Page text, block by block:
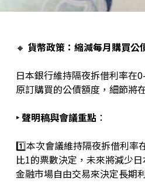
🔸 貨幣政策：縮減每月購買公
日本銀行維持隔夜拆借利率在
原訂購買的公債額度，細節將
‣ 聲明稿與會議重點：
1️⃣本次會議維持隔夜拆借利率
比1的票數決定，未來將減少
金融市場自由交易來決定長期